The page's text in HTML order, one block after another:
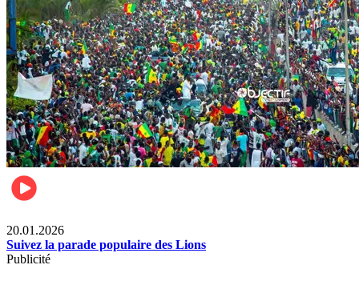
20.01.2026
Suivez la parade populaire des Lions
Publicité